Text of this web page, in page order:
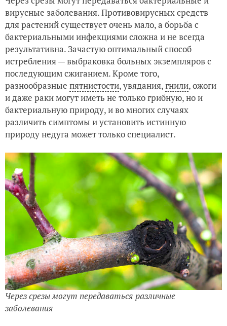
вирусные заболевания. Противовирусных средств
для растений существует очень мало, а борьба с
бактериальными инфекциями сложна и не всегда
результативна. Зачастую оптимальный способ
истребления — выбраковка больных экземпляров с
последующим сжиганием. Кроме того,
разнообразные пятнистости, увядания,гнили, ожоги
и даже раки могут иметь не только грибную, но и
бактериальную природу, и во многих случаях
различить симптомы и установить истинную
природу недуга может только специалист.
Через срезы могут передаваться различные
заболевания